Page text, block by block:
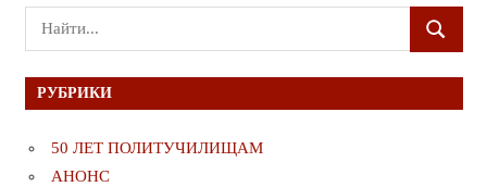
Поиск
для:
ПОИСК
РУБРИКИ
50 ЛЕТ ПОЛИТУЧИЛИЩАМ
АНОНС